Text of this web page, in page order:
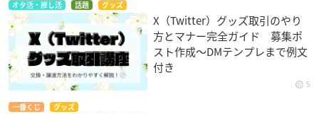
オタ活・推し活 話題 グッズ
X（Twitter）グッズ取引のやり
方とマナー完全ガイド 募集ポ
スト作成〜DMテンプレまで例文
付き
5
一番くじ グッズ